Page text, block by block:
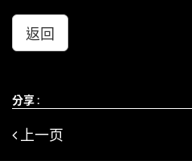
返回
分享 :
上一页